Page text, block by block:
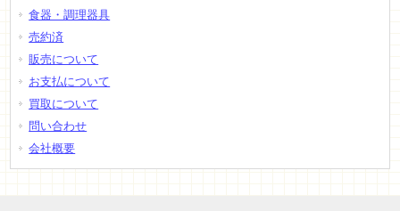
食器・調理器具
売約済
販売について
お支払について
買取について
問い合わせ
会社概要